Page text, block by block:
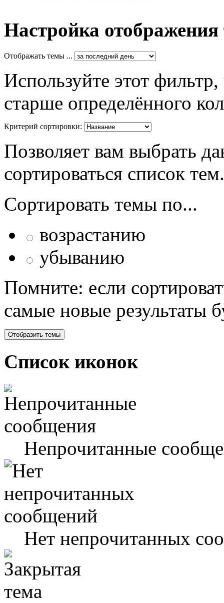
Настройка отображения
Отображать темы ...
Используйте этот
старше определённого
Критерий сортировки:
Позволяет вам выбрать
сортироваться список тем.
Сортировать темы по...
возрастанию
убыванию
Помните: если
самые новые результаты
Список иконок
Непрочитанные
Нет непрочитанных